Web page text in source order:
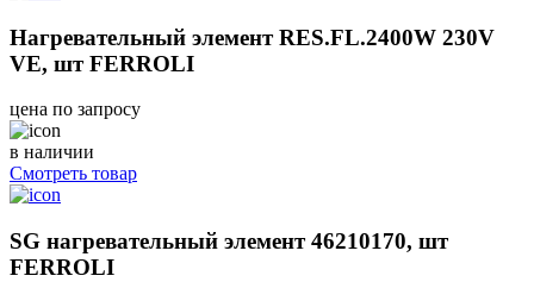
Нагревательный элемент RES.FL.2400W 230V
VE, шт FERROLI
цена по запросу
в наличии
Смотреть товар
SG нагревательный элемент 46210170, шт
FERROLI